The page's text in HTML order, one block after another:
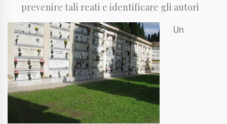
prevenire tali reati e identificare gli autori
Un